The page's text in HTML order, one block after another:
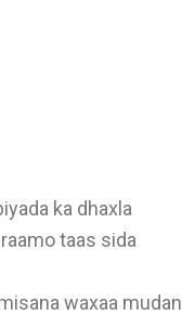
ka dhaxla
taas sida
waxaa mudan